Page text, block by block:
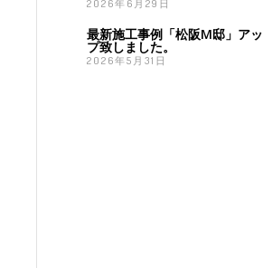
2026年6月29日
最新施工事例「松阪M邸」アッ
プ致しました。
2026年5月31日